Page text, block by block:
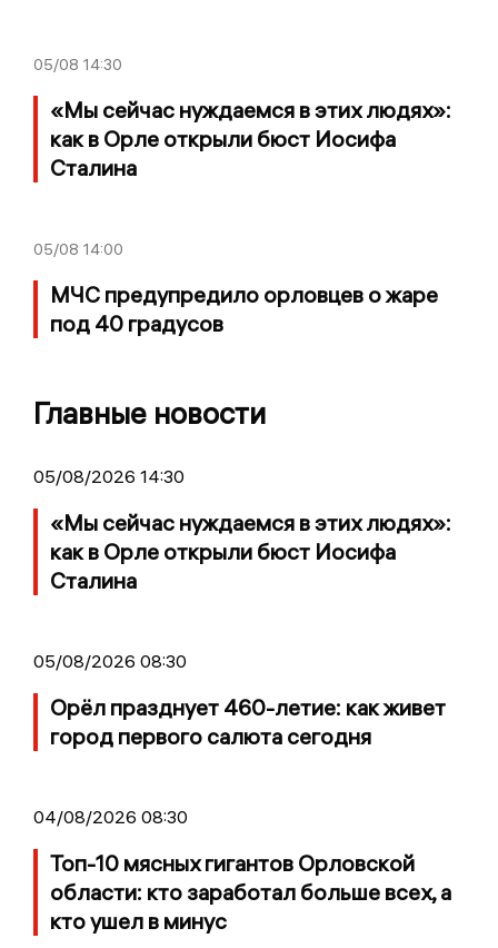
05/08 14:30
«Мы сейчас нуждаемся в этих людях»:
как в Орле открыли бюст Иосифа
Сталина
05/08 14:00
МЧС предупредило орловцев о жаре
под 40 градусов
Главные новости
05/08/2026 14:30
«Мы сейчас нуждаемся в этих людях»:
как в Орле открыли бюст Иосифа
Сталина
05/08/2026 08:30
Орёл празднует 460-летие: как живет
город первого салюта сегодня
04/08/2026 08:30
Топ-10 мясных гигантов Орловской
области: кто заработал больше всех, а
кто ушел в минус